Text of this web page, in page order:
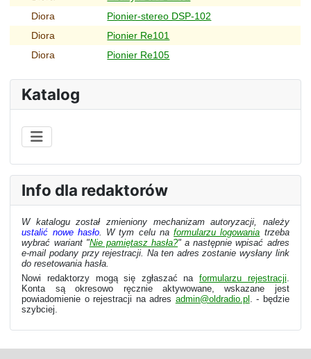
Diora
Pionier-stereo DSP-102
Diora
Pionier Re101
Diora
Pionier Re105
Katalog
Info dla redaktorów
W katalogu został zmieniony mechanizam autoryzacji, należy
ustalić nowe hasło. W tym celu naformularzu logowania trzeba
wybrać wariant "Nie pamiętasz hasła?" a następnie wpisać adres
e-mail podany przy rejestracji. Na ten adres zostanie wysłany link
do resetowania hasła.
Nowi redaktorzy mogą się zgłaszać naformularzu rejestracji
Konta są okresowo ręcznie aktywowane, wskazane jest
powiadomienie o rejestracji na adres admin@oldradio.pl
. - będzie
szybciej.